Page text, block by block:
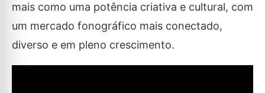
mais como uma potência criativa e cultural, com
um mercado fonográfico mais conectado,
diverso e em pleno crescimento.